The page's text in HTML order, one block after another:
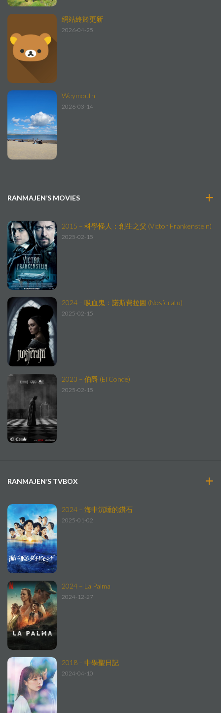
網站終於更新
2026-04-25
Weymouth
2026-03-14
RANMAJEN’S MOVIES
2015 – 科學怪人：創生之父 (Victor Frankenstein)
2025-02-15
2024 – 吸血鬼：諾斯費拉圖 (Nosferatu)
2025-02-15
2023 – 伯爵 (El Conde)
2025-02-15
RANMAJEN’S TVBOX
2024 – 海中沉睡的鑽石
2025-01-02
2024 – La Palma
2024-12-27
2018 – 中學聖日記
2024-04-10